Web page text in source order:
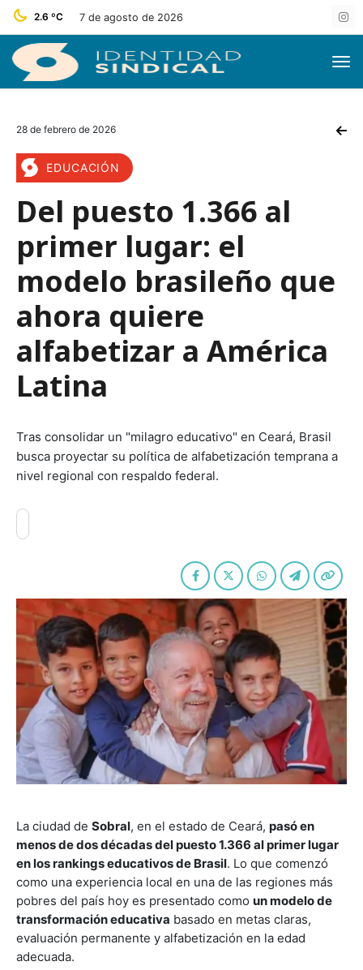
2.6 ºC 7 de agosto de 2026
28 de febrero de 2026
EDUCACIÓN
Del puesto 1.366 al
primer lugar: el
modelo brasileño que
ahora quiere
alfabetizar a América
Latina
Tras consolidar un "milagro educativo" en Ceará, Brasil
busca proyectar su política de alfabetización temprana a
nivel regional con respaldo federal.
La ciudad de Sobral, en el estado de Ceará, pasó en
menos de dos décadas del puesto 1.366 al primer lugar
en los rankings educativos de Brasil. Lo que comenzó
como una experiencia local en una de las regiones más
pobres del país hoy es presentado como un modelo de
transformación educativa basado en metas claras,
evaluación permanente y alfabetización en la edad
adecuada.